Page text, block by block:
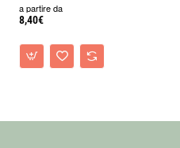
a partire da
8,40€